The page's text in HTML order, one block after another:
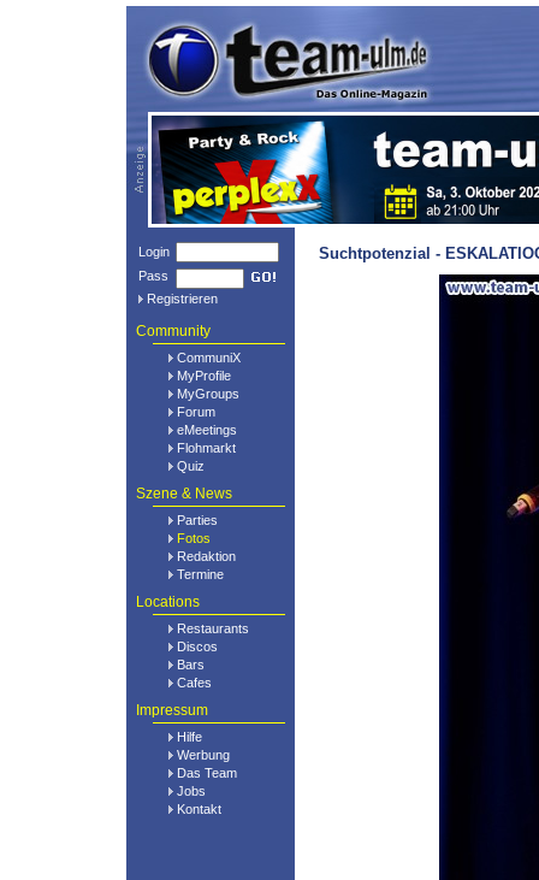
Login
Pass
Registrieren
Community
CommuniX
MyProfile
MyGroups
Forum
eMeetings
Flohmarkt
Quiz
Szene & News
Parties
Fotos
Redaktion
Termine
Locations
Restaurants
Discos
Bars
Cafes
Impressum
Hilfe
Werbung
Das Team
Jobs
Kontakt
Suchtpotenzial -